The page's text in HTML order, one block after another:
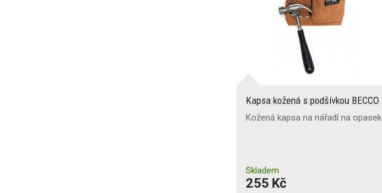
Kapsa kožená s podšívkou BECCO
Kožená kapsa na nářadí na opasek
Skladem
255 Kč